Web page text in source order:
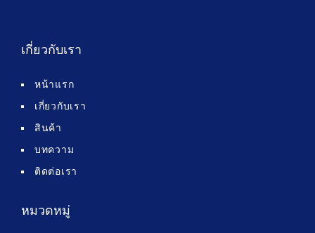
เกี่ยวกับเรา
หน้าแรก
เกี่ยวกับเรา
สินค้า
บทความ
ติดต่อเรา
หมวดหมู่